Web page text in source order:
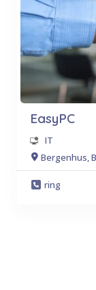
EasyPC
IT
Bergenhus,
ring